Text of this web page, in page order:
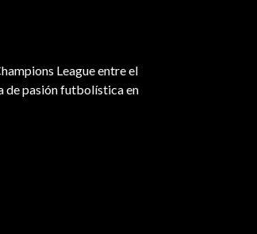
League entre el
de pasión futbolística en